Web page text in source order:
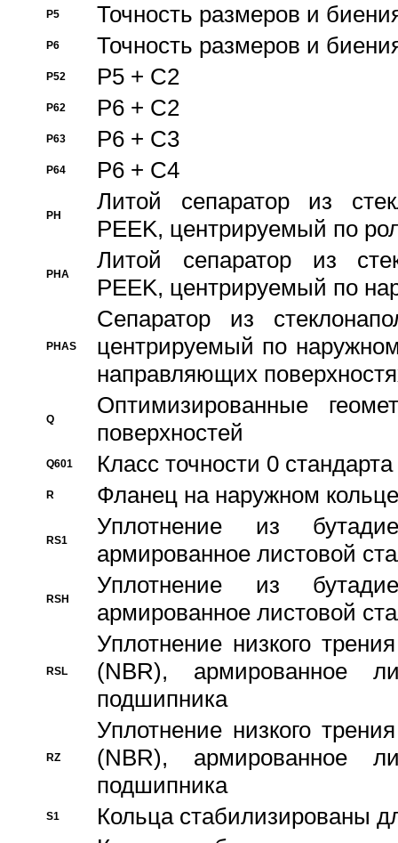
P5 Точность размеров и
P6 Точность размеров и
P52 P5 + C2
P62 P6 + C2
P63 P6 + C3
P64 P6 + C4
PH
Литой сепаратор из
PEEK, центрируемый по
PHA
Литой сепаратор из
PEEK, центрируемый по
PHAS
Сепаратор из
центрируемый по
направляющих
Q
Оптимизированные
поверхностей
Q601 Класс точности 0
R Фланец на наружном кольце
RS1
Уплотнение из
армированное листовой
RSH
Уплотнение из
армированное листовой
RSL
Уплотнение низкого
(NBR), армированное
подшипника
RZ
Уплотнение низкого
(NBR), армированное
подшипника
S1 Кольца стабилизированы